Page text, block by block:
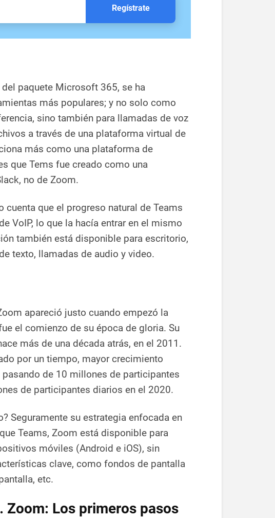
Regístrate
paquete Microsoft 365, se ha
más populares; y no solo como
sino también para llamadas de voz
a través de una plataforma virtual de
más como una plataforma de
que Tems fue creado como una
no de Zoom.
que el progreso natural de Teams
VoIP, lo que la hacía entrar en el mismo
también está disponible para escritorio,
texto, llamadas de audio y video.
apareció justo cuando empezó la
el comienzo de su época de gloria. Su
más de una década atrás, en el 2011.
por un tiempo, mayor crecimiento
de 10 millones de participantes
de participantes diarios en el 2020.
Seguramente su estrategia enfocada en
Teams, Zoom está disponible para
móviles (Android e iOS), sin
clave, como fondos de pantalla
etc.
Zoom: Los primeros pasos